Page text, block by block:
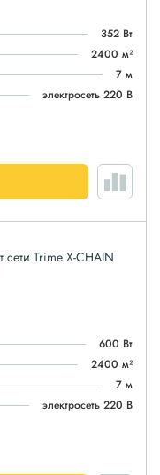
352 Вт
2400 м²
7 м
электросеть 220 В
сети Trime X-CHAIN
600 Вт
2400 м²
7 м
электросеть 220 В